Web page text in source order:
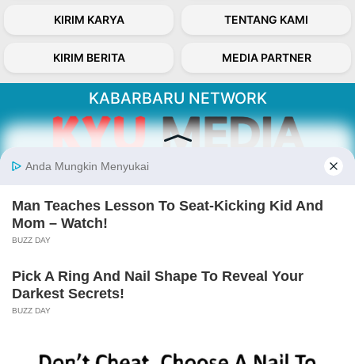
KIRIM KARYA TENTANG KAMI
KIRIM BERITA MEDIA PARTNER
KABARBARU NETWORK
Kabarbaru.co menyajikan berita aktual dan
Follow Kabarbaru